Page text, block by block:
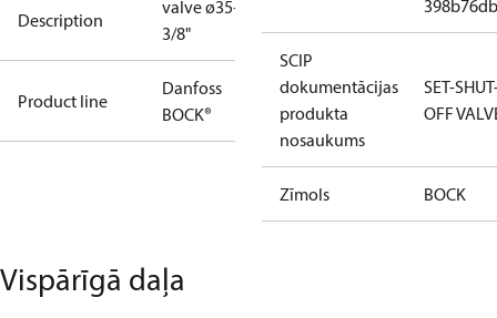
Description
valve ø35+1
3/8"
Product line
Danfoss
BOCK®
SCIP
dokumentācijas
produkta
nosaukums
SET-
OFF
Zīmols BOCK
Vispārīgā daļa